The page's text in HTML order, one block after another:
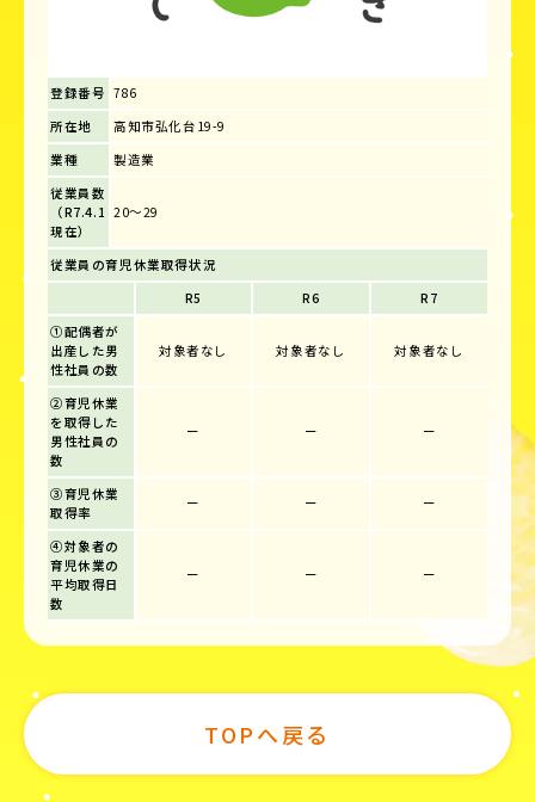
登録番号 786
所在地
高知市弘化台19-9
業種
製造業
従業員数
（R7.4.1
現在）
20～29
従業員の育児休業取得状況
R5
R6
R7
①配偶者が
出産した男
性社員の数
対象者なし 対象者なし 対象者なし
②育児休業
を取得した
男性社員の
数
ー ー ー
③育児休業
取得率
ー ー ー
④対象者の
育児休業の
平均取得日
数
ー ー ー
TOPへ戻る